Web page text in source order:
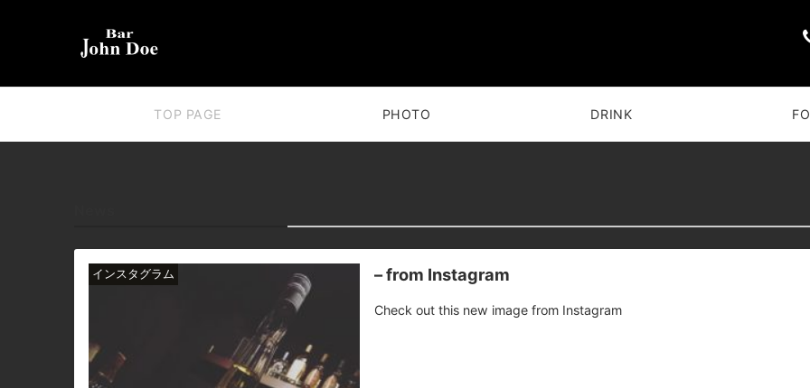
TOP PAGE PHOTO DRINK
インスタグラム – from Instagram
Check out this new image from Instagram